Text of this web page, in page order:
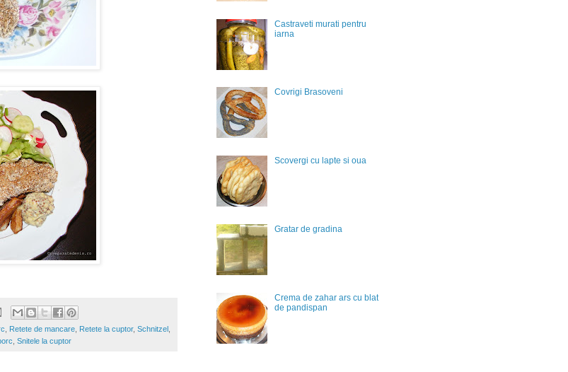
Retete de mancare Retete la cuptor, Schnitzel
Snitele la cuptor
Castraveti murati pentru
iarna
Covrigi Brasoveni
Scovergi cu lapte si oua
Gratar de gradina
Crema de zahar ars cu blat
de pandispan